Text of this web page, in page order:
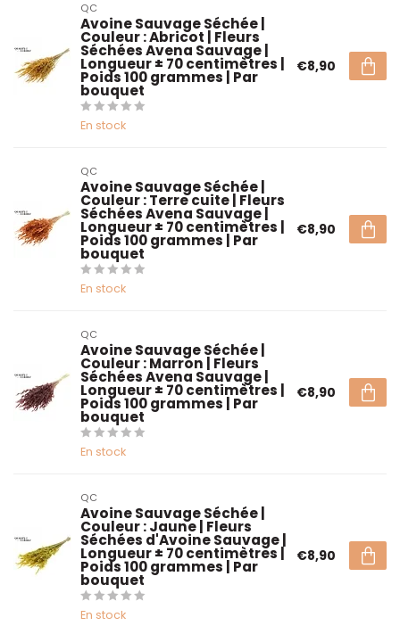
QC
Avoine Sauvage Séchée |
Couleur : Abricot | Fleurs
Séchées Avena Sauvage |
Longueur ± 70 centimètres |
Poids 100 grammes | Par
bouquet
En stock
€8,90
QC
Avoine Sauvage Séchée |
Couleur : Terre cuite | Fleurs
Séchées Avena Sauvage |
Longueur ± 70 centimètres |
Poids 100 grammes | Par
bouquet
En stock
€8,90
QC
Avoine Sauvage Séchée |
Couleur : Marron | Fleurs
Séchées Avena Sauvage |
Longueur ± 70 centimètres |
Poids 100 grammes | Par
bouquet
En stock
€8,90
QC
Avoine Sauvage Séchée |
Couleur : Jaune | Fleurs
Séchées d'Avoine Sauvage |
Longueur ± 70 centimètres |
Poids 100 grammes | Par
bouquet
En stock
€8,90